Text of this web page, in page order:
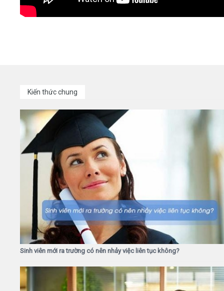
Kiến thức chung
Sinh viên mới ra trường có nên nhảy việc liên tục không?